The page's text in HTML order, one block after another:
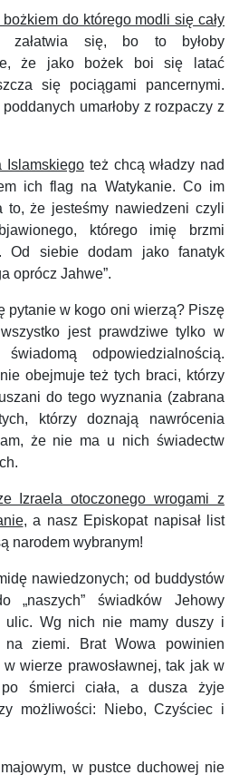
do którego modli się cały
załatwia się, bo to byłoby
że jako bożek boi się latać
się pociągami pancernymi.
umarłoby z rozpaczy z
Islamskiego też chcą władzy nad
ich flag na Watykanie. Co im
to, że jesteśmy nawiedzeni czyli
którego imię brzmi
Od siebie dodam jako fanatyk
oprócz Jahwe”.
w kogo oni wierzą? Piszę
jest prawdziwe tylko w
odpowiedzialnością.
obejmuje też tych braci, którzy
do tego wyznania (zabrana
którzy doznają nawrócenia
że nie ma u nich świadectw
Izraela otoczonego wrogami z
, a nasz Episkopat napisał list
narodem wybranym!
nawiedzonych; od buddystów
„naszych” świadków Jehowy
ulic. Wg nich nie mamy duszy i
ziemi. Brat Wowa powinien
wierze prawosławnej, tak jak w
śmierci ciała, a dusza żyje
możliwości: Niebo, Czyściec i
w pustce duchowej nie